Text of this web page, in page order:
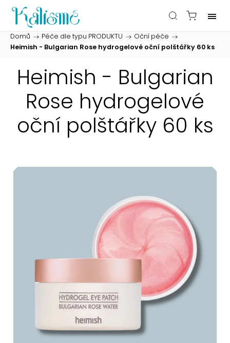
Domů / Péče dle typu PRODUKTU / Oční péče /
Heimish - Bulgarian Rose hydrogelové oční polštářky 60 ks
Heimish - Bulgarian
Rose hydrogelové
oční polštářky 60 ks